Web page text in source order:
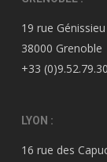
19 rue Génissieu
38000 Grenoble
+33
LYON :
16 rue des